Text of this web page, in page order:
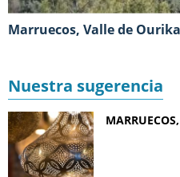
Marruecos, Valle de Ourika
Nuestra sugerencia